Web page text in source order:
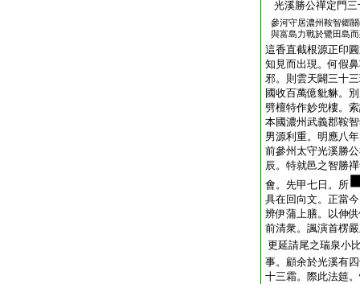
光溪勝公禪定門
參河守居濃州鞍智郷
與富島力戰於鷺田島
這香直截根源正印
知見而出現。何假
邪。則雲天闢三十
國收百萬億豼貅。
劈檀特作妙兜樓。
本國濃州武義郡鞍
男源利重。明應八
前參州太守光溪勝
辰。特就邑之智勝
會。先甲七日。所
具在回向文。正當
辨伊蒲上膳。以伸
前清衆。諷演首楞
更延請尾之瑞泉小
事。顧余於光溪有
十三霜。際此法筵